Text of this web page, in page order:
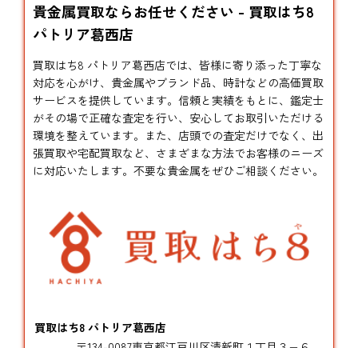
貴金属買取ならお任せください - 買取はち8
パトリア葛西店
買取はち8 パトリア葛西店では、皆様に寄り添った丁寧な
対応を心がけ、貴金属やブランド品、時計などの高価買取
サービスを提供しています。信頼と実績をもとに、鑑定士
がその場で正確な査定を行い、安心してお取引いただける
環境を整えています。また、店頭での査定だけでなく、出
張買取や宅配買取など、さまざまな方法でお客様のニーズ
に対応いたします。不要な貴金属をぜひご相談ください。
買取はち8 パトリア葛西店